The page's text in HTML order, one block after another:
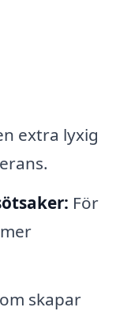
extra lyxig
För
skapar